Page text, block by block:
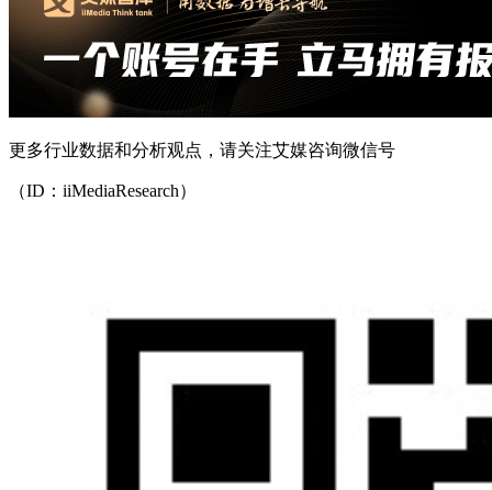
更多行业数据和分析观点，请关注艾媒咨询微信号
（ID：iiMediaResearch）